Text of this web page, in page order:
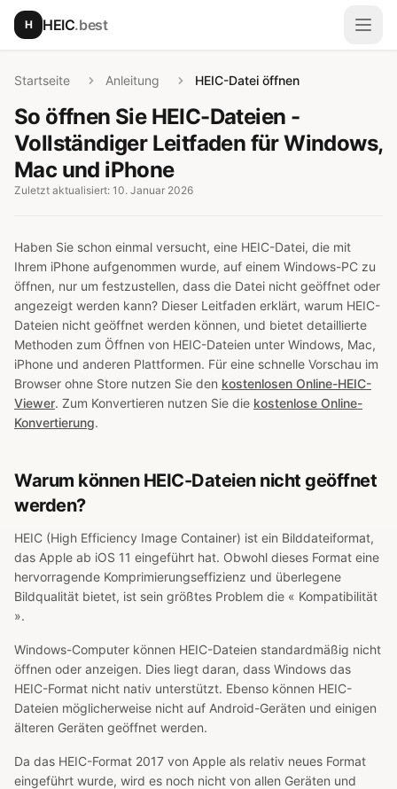
Zum Hauptinhalt springen
H HEIC.best
Startseite Anleitung HEIC-Datei öffnen
So öffnen Sie HEIC-Dateien -
Vollständiger Leitfaden für Windows,
Mac und iPhone
Zuletzt aktualisiert: 10. Januar 2026
Haben Sie schon einmal versucht, eine HEIC-Datei, die mit
Ihrem iPhone aufgenommen wurde, auf einem Windows-PC zu
öffnen, nur um festzustellen, dass die Datei nicht geöffnet oder
angezeigt werden kann? Dieser Leitfaden erklärt, warum HEIC-
Dateien nicht geöffnet werden können, und bietet detaillierte
Methoden zum Öffnen von HEIC-Dateien unter Windows, Mac,
iPhone und anderen Plattformen. Für eine schnelle Vorschau im
Browser ohne Store nutzen Sie den kostenlosen Online-HEIC-
Viewer. Zum Konvertieren nutzen Sie die kostenlose Online-
Konvertierung.
Warum können HEIC-Dateien nicht geöffnet
werden?
HEIC (High Efficiency Image Container) ist ein Bilddateiformat,
das Apple ab iOS 11 eingeführt hat. Obwohl dieses Format eine
hervorragende Komprimierungseffizienz und überlegene
Bildqualität bietet, ist sein größtes Problem die « Kompatibilität
».
Windows-Computer können HEIC-Dateien standardmäßig nicht
öffnen oder anzeigen. Dies liegt daran, dass Windows das
HEIC-Format nicht nativ unterstützt. Ebenso können HEIC-
Dateien möglicherweise nicht auf Android-Geräten und einigen
älteren Geräten geöffnet werden.
Da das HEIC-Format 2017 von Apple als relativ neues Format
eingeführt wurde, wird es noch nicht von allen Geräten und